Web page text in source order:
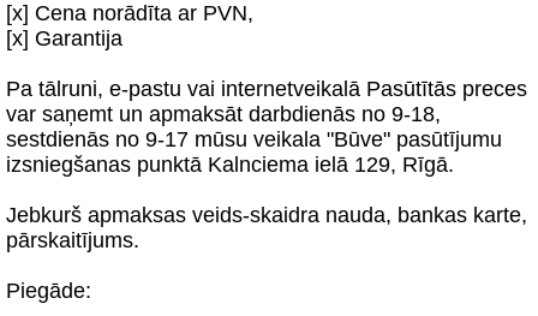
[x] Cena norādīta ar PVN,
[x] Garantija
Pa tālruni, e-pastu vai internetveikalā Pasūtītās preces
var saņemt un apmaksāt darbdienās no 9-18,
sestdienās no 9-17 mūsu veikala "Būve" pasūtījumu
izsniegšanas punktā Kalnciema ielā 129, Rīgā.
Jebkurš apmaksas veids-skaidra nauda, bankas karte,
pārskaitījums.
Piegāde: